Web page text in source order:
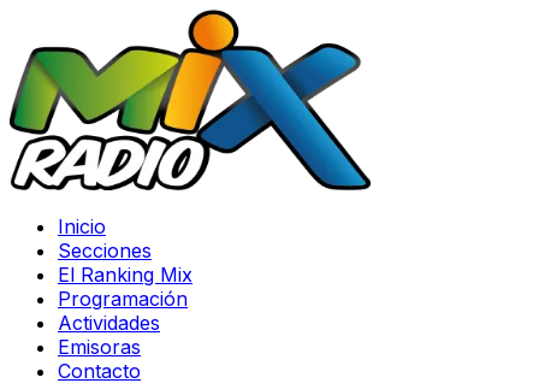
Inicio
Secciones
El Ranking Mix
Programación
Actividades
Emisoras
Contacto